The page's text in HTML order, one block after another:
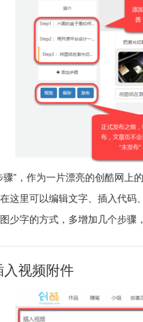
骤”，作为一片漂亮的创酷网
这里可以编辑文字、插入代码
少字的方式，多增加几个步骤
入视频附件